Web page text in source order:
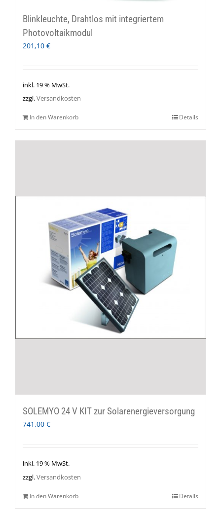
Blinkleuchte, Drahtlos mit integriertem
Photovoltaikmodul
201,10 €
inkl. 19 % MwSt.
zzgl.Versandkosten
In den Warenkorb Details
SOLEMYO 24 V KIT zur Solarenergieversorgung
741,00 €
inkl. 19 % MwSt.
zzgl.Versandkosten
In den Warenkorb Details